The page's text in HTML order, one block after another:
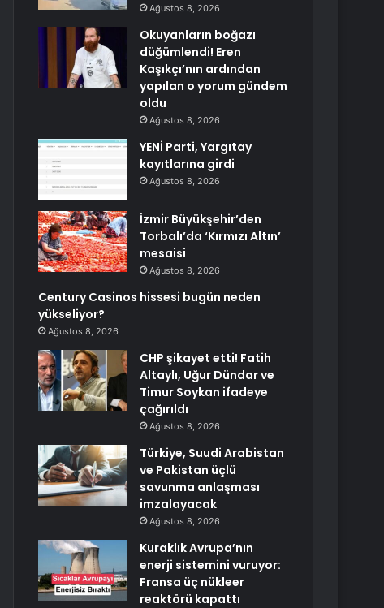
Ağustos 8, 2026
Okuyanların boğazı
düğümlendi! Eren
Kaşıkçı’nın ardından
yapılan o yorum gündem
oldu
Ağustos 8, 2026
YENİ Parti, Yargıtay
kayıtlarına girdi
Ağustos 8, 2026
İzmir Büyükşehir’den
Torbalı’da ‘Kırmızı Altın’
mesaisi
Ağustos 8, 2026
Century Casinos hissesi bugün neden
yükseliyor?
Ağustos 8, 2026
CHP şikayet etti! Fatih
Altaylı, Uğur Dündar ve
Timur Soykan ifadeye
çağırıldı
Ağustos 8, 2026
Türkiye, Suudi Arabistan
ve Pakistan üçlü
savunma anlaşması
imzalayacak
Ağustos 8, 2026
Kuraklık Avrupa’nın
enerji sistemini vuruyor:
Fransa üç nükleer
reaktörü kapattı